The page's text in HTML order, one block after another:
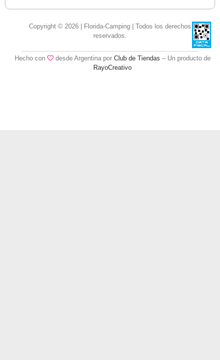
Copyright © 2026 | Florida-Camping | Todos los derechos
reservados.
Hecho con desde Argentina por Club de Tiendas – Un producto de
RayoCreativo